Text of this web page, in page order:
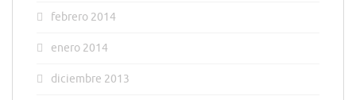
febrero 2014
enero 2014
diciembre 2013